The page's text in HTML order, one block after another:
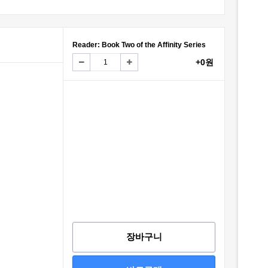
Reader: Book Two of the Affinity Series
+0원
장바구니